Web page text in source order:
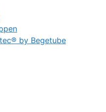
by Begetube